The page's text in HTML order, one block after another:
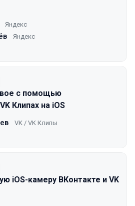
Яндекс
Яндекс
с помощью
Клипах на iOS
VK / VK Клипы
iOS-камеру ВКонтакте и VK